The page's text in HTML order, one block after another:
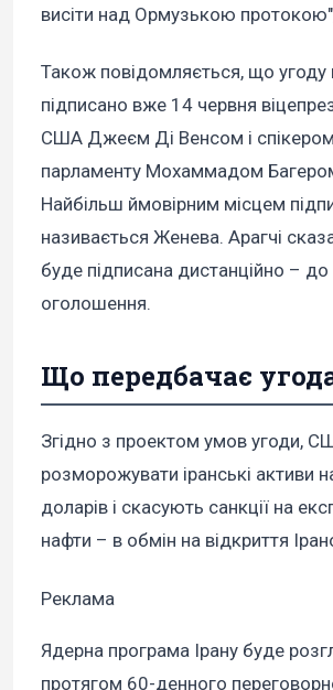
висіти над Ормузькою
Також повідомляється, що
підписано вже 14 червня
США Джеєм Ді Венсом і спікером
парламенту Мохаммадом
Найбільш ймовірним місцем
називається Женева. Арагчі
буде підписана дистанційно – до
оголошення.
Що передбачає
Згідно з проектом умов угоди,
розморожувати іранські активи
доларів і скасують санкції на
нафти – в обмін на відкриття
Реклама
Ядерна програма Ірану буде
протягом 60-денного